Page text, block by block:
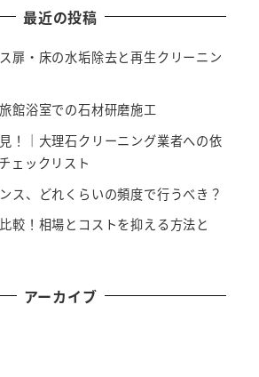
最近の投稿
扉・床の水垢除去と再生クリーニン
館浴室での石材研磨施工
！｜大理石クリーニング業者への依
ェックリスト
ス、どれくらいの頻度で行うべき？
較！相場とコストを抑える方法と
アーカイブ